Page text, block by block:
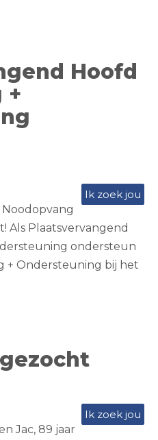
Hoofd
+
Ik zoek jou
Als Plaatsvervangend
ondersteun
+ Ondersteuning bij het
Ik zoek jou
Jac, 89 jaar